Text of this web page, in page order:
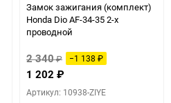
Замок зажигания (комплект)
Honda Dio AF-34-35 2-х
проводной
2 340₽ −1 138 ₽
1 202 ₽
Артикул: 10938-ZIYE